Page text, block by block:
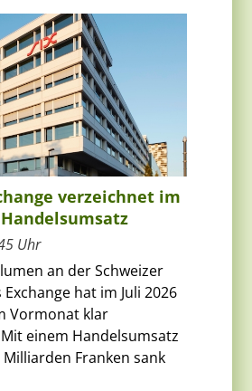
verzeichnet im
Uhr
an der Schweizer
Exchange hat im Juli 2026
Vormonat klar
einem Handelsumsatz
Franken sank